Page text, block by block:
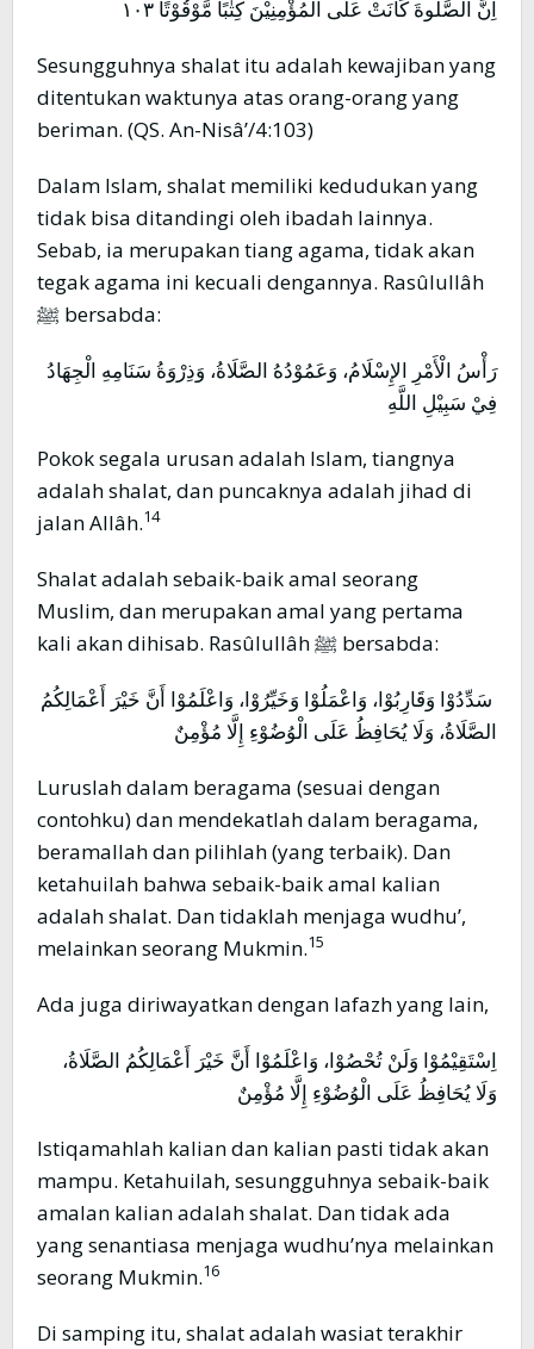
اِنَّ الصَّلٰوةَ كَانَتْ عَلَى الْمُؤْمِنِيْنَ كِتٰبًا مَّوْقُوْتًا ١٠٣
Sesungguhnya shalat itu adalah kewajiban yang
ditentukan waktunya atas orang-orang yang
beriman. (QS. An-Nisâ’/4:103)
Dalam Islam, shalat memiliki kedudukan yang
tidak bisa ditandingi oleh ibadah lainnya.
Sebab, ia merupakan tiang agama, tidak akan
tegak agama ini kecuali dengannya. Rasûlullâh
ﷺ bersabda:
رَأْسُ الْأَمْرِ الإِسْلَامُ، وَعَمُوْدُهُ الصَّلَاةُ، وَذِرْوَةُ سَنَامِهِ الْجِهَادُ
فِيْ سَبِيْلِ اللَّهِ
Pokok segala urusan adalah Islam, tiangnya
adalah shalat, dan puncaknya adalah jihad di
jalan Allâh.14
Shalat adalah sebaik-baik amal seorang
Muslim, dan merupakan amal yang pertama
kali akan dihisab. Rasûlullâh ﷺ bersabda:
سَدِّدُوْا وَقَارِبُوْا، وَاعْمَلُوْا وَخَيِّرُوْا، وَاعْلَمُوْا أَنَّ خَيْرَ أَعْمَالِكُمُ
الصَّلَاةُ، وَلَا يُحَافِظُ عَلَى الْوُضُوْءِ إِلَّا مُؤْمِنٌ
Luruslah dalam beragama (sesuai dengan
contohku) dan mendekatlah dalam beragama,
beramallah dan pilihlah (yang terbaik). Dan
ketahuilah bahwa sebaik-baik amal kalian
adalah shalat. Dan tidaklah menjaga wudhu’,
melainkan seorang Mukmin.15
Ada juga diriwayatkan dengan lafazh yang lain,
اِسْتَقِيْمُوْا وَلَنْ تُحْصُوْا، وَاعْلَمُوْا أَنَّ خَيْرَ أَعْمَالِكُمُ الصَّلَاةُ،
وَلَا يُحَافِظُ عَلَى الْوُضُوْءِ إِلَّا مُؤْمِنٌ
Istiqamahlah kalian dan kalian pasti tidak akan
mampu. Ketahuilah, sesungguhnya sebaik-baik
amalan kalian adalah shalat. Dan tidak ada
yang senantiasa menjaga wudhu’nya melainkan
seorang Mukmin.16
Di samping itu, shalat adalah wasiat terakhir